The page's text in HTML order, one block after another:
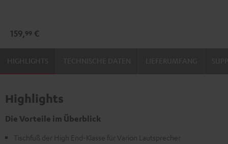
Schwarz
159,99 €
HIGHLIGHTS
Highlights
Die Vorteile im Überblick
Tischfuß der High End-Klasse für Varion Lautsprecher